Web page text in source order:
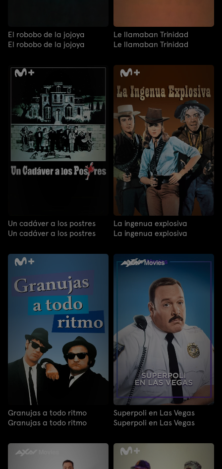
El robobo de la jojoya
El robobo de la jojoya
Le llamaban Trinidad
Le llamaban Trinidad
Un cadáver a los postres
Un cadáver a los postres
La ingenua explosiva
La ingenua explosiva
Granujas a todo ritmo
Granujas a todo ritmo
Superpoli en Las Vegas
Superpoli en Las Vegas